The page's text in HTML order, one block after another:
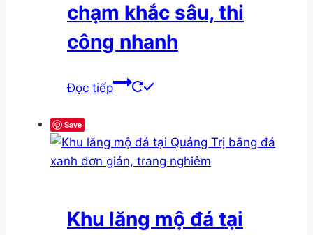
chạm khắc sâu, thi
công nhanh
Đọc tiếp
Save
Khu lăng mộ đá tại